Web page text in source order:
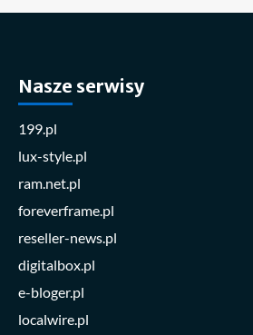
Nasze serwisy
199.pl
lux-style.pl
ram.net.pl
foreverframe.pl
reseller-news.pl
digitalbox.pl
e-bloger.pl
localwire.pl